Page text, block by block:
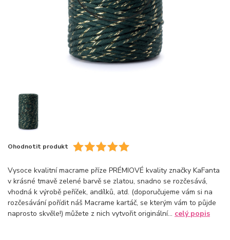
Ohodnotit produkt
Vysoce kvalitní macrame příze PRÉMIOVÉ kvality značky KaFanta
v krásné tmavě zelené barvě se zlatou, snadno se rozčesává,
vhodná k výrobě peříček, andílků, atd. (doporučujeme vám si na
rozčesávání pořídit náš Macrame kartáč, se kterým vám to půjde
naprosto skvěle!) můžete z nich vytvořit originální... celý popis